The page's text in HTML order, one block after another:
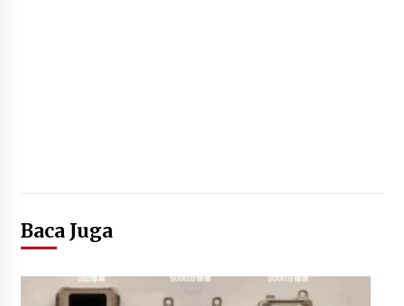
Mengenal Lebih Dekat: H. Salbini,
Tokoh Tangsel Penjaga Nilai dan
Baca Juga